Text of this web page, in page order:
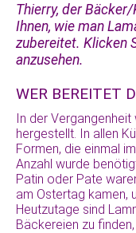
WER BEREITET
In der
hergestellt. In allen
Formen, die einmal
Anzahl wurde
Patin oder Pate
am Ostertag kamen,
Heutzutage sind
Bäckereien zu
Thierry, der
Ihnen, wie man
zubereitet. Klicken
anzusehen.